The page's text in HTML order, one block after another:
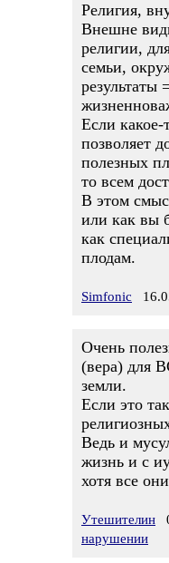
Религия,
Внешне
религии,
семьи,
результаты
Если какое-
позволяет
полезных
то всем
В этом
или как вы
как
плодам.
Simfonic
Очень
(вера) для
земли.
Если это
Ведь и
жизнь и с
хотя все
Утешителин
нарушении